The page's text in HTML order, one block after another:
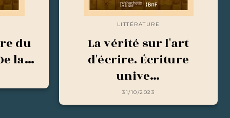
du
la…
LITTÉRATURE
La vérité sur l'art
d'écrire. Écriture
unive…
31/10/2023